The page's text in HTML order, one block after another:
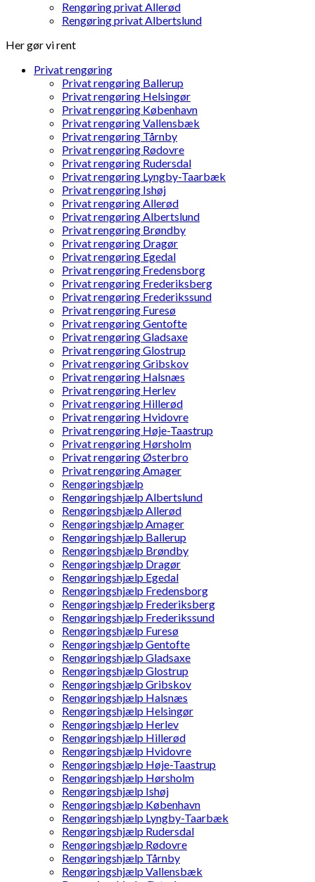
Rengøring privat Allerød
Rengøring privat Albertslund
Her gør vi rent
Privat rengøring
Privat rengøring Ballerup
Privat rengøring Helsingør
Privat rengøring København
Privat rengøring Vallensbæk
Privat rengøring Tårnby
Privat rengøring Rødovre
Privat rengøring Rudersdal
Privat rengøring Lyngby-Taarbæk
Privat rengøring Ishøj
Privat rengøring Allerød
Privat rengøring Albertslund
Privat rengøring Brøndby
Privat rengøring Dragør
Privat rengøring Egedal
Privat rengøring Fredensborg
Privat rengøring Frederiksberg
Privat rengøring Frederikssund
Privat rengøring Furesø
Privat rengøring Gentofte
Privat rengøring Gladsaxe
Privat rengøring Glostrup
Privat rengøring Gribskov
Privat rengøring Halsnæs
Privat rengøring Herlev
Privat rengøring Hillerød
Privat rengøring Hvidovre
Privat rengøring Høje-Taastrup
Privat rengøring Hørsholm
Privat rengøring Østerbro
Privat rengøring Amager
Rengøringshjælp
Rengøringshjælp Albertslund
Rengøringshjælp Allerød
Rengøringshjælp Amager
Rengøringshjælp Ballerup
Rengøringshjælp Brøndby
Rengøringshjælp Dragør
Rengøringshjælp Egedal
Rengøringshjælp Fredensborg
Rengøringshjælp Frederiksberg
Rengøringshjælp Frederikssund
Rengøringshjælp Furesø
Rengøringshjælp Gentofte
Rengøringshjælp Gladsaxe
Rengøringshjælp Glostrup
Rengøringshjælp Gribskov
Rengøringshjælp Halsnæs
Rengøringshjælp Helsingør
Rengøringshjælp Herlev
Rengøringshjælp Hillerød
Rengøringshjælp Hvidovre
Rengøringshjælp Høje-Taastrup
Rengøringshjælp Hørsholm
Rengøringshjælp Ishøj
Rengøringshjælp København
Rengøringshjælp Lyngby-Taarbæk
Rengøringshjælp Rudersdal
Rengøringshjælp Rødovre
Rengøringshjælp Tårnby
Rengøringshjælp Vallensbæk